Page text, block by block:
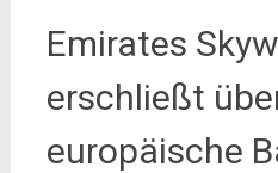
Emirates
erschließt
europäische